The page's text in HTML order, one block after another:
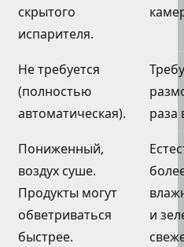
скрытого
испарителя.
Не требуется
(полностью
автоматическая).
раза
Пониженный,
воздух суше.
Продукты могут
обветриваться
быстрее.
и